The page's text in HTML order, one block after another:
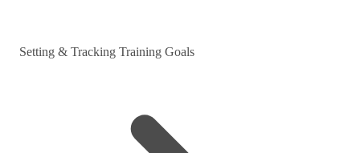
Setting & Tracking Training Goals